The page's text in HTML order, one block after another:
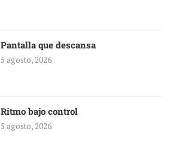
Pantalla que descansa
5 agosto, 2026
Ritmo bajo control
5 agosto, 2026